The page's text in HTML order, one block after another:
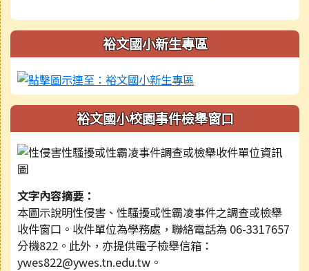
裕文國小新生專區
裕文國小校園事件檢舉窗口
文字內容摘要：
本圖示說明性侵害、性騷擾或性霸凌事件之調查或檢舉
收件窗口。收件單位為學務處，聯絡電話為 06-3317657
分機822。此外，亦提供電子檢舉信箱：
ywes822@ywes.tn.edu.tw。